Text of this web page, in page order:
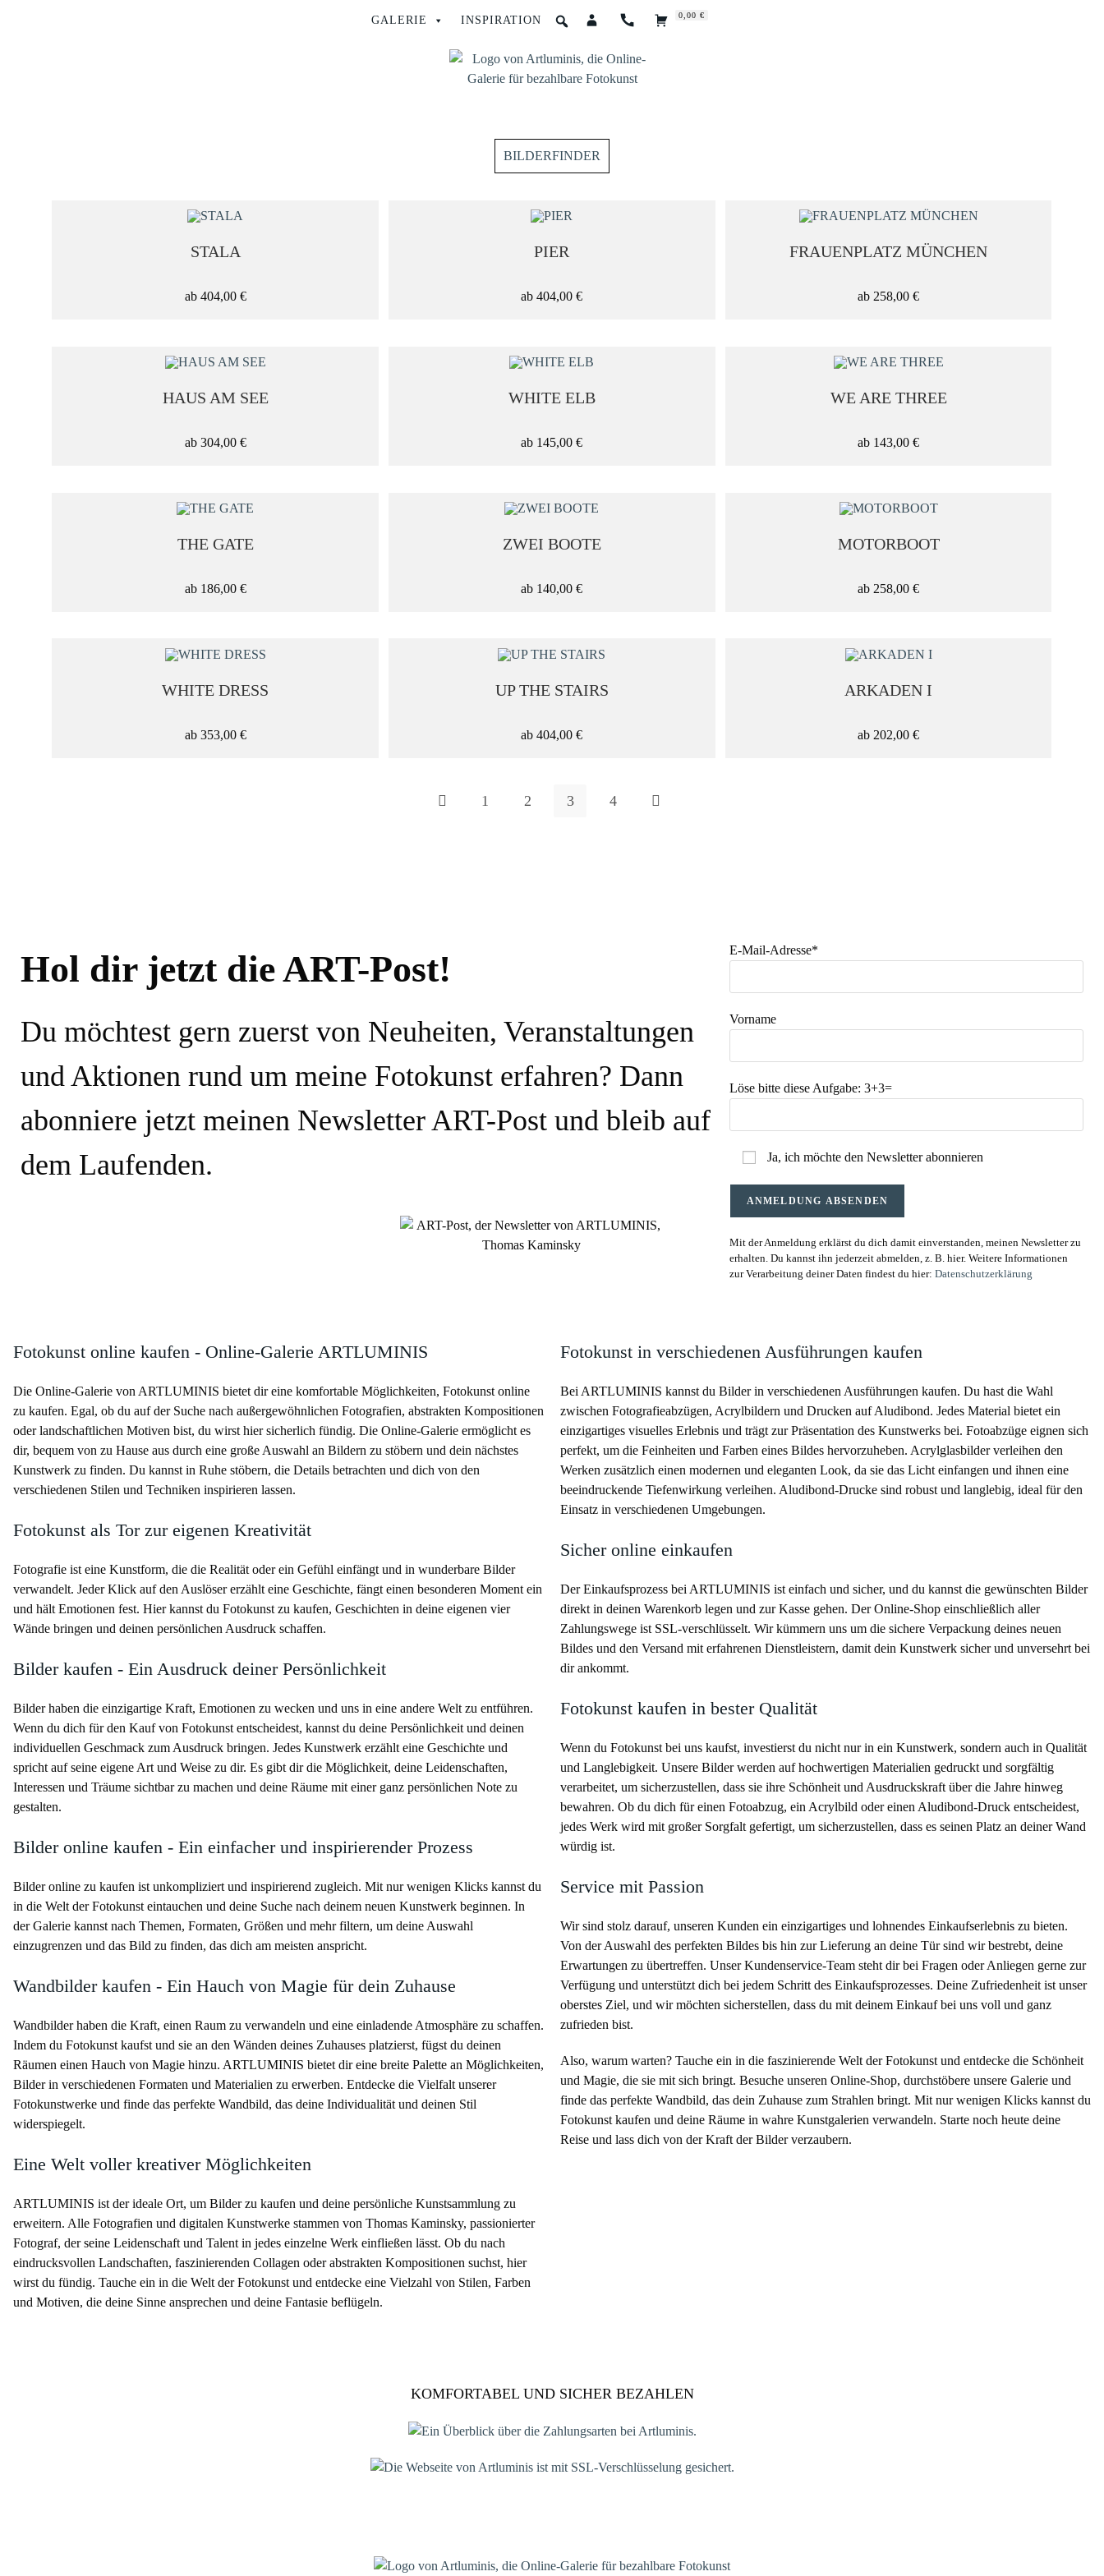
GALERIE INSPIRATION 0,00 €
BILDERFINDER
Bilder mit Bewegung
München Street Serie
Digitale Kunst
- AUSWAHL ZURÜCKSETZEN + AUSWAHL ÜBERNEHMEN
STALA
ab 404,00 €
PIER
ab404,00€
FRAUENPLATZ MÜNCHEN
ab 258,00€
HAUS AM SEE
ab 304,00 €
WHITE ELB
ab 145,00€
WE ARE THREE
ab 143,00€
THE GATE
ab 186,00 €
ZWEI BOOTE
ab 140,00€
MOTORBOOT
ab 258,00€
WHITE DRESS
ab 353,00 €
UP THE STAIRS
ab404,00€
ARKADEN I
ab 202,00€
1 2 3 4
Hol dir jetzt die ART-Post!
Du möchtest gern zuerst von Neuheiten, Veranstaltungen
und Aktionen rund um meine Fotokunst erfahren? Dann
abonniere jetzt meinen Newsletter ART-Post und bleib auf
dem Laufenden.
E-Mail-Adresse*
Vorname
Löse bitte diese Aufgabe: 3+3=
Ja, ich möchte den Newsletter abonnieren
Mit der Anmeldung erklärst du dich damit einverstanden, meinen Newsletter zu
erhalten. Du kannst ihn jederzeit abmelden, z. B. hier. Weitere Informationen
zur Verarbeitung deiner Daten findest du hier: Datenschutzerklärung
Fotokunst online kaufen - Online-Galerie ARTLUMINIS
Die Online-Galerie von ARTLUMINIS bietet dir eine komfortable Möglichkeiten, Fotokunst online
zu kaufen. Egal, ob du auf der Suche nach außergewöhnlichen Fotografien, abstrakten Kompositionen
oder landschaftlichen Motiven bist, du wirst hier sicherlich fündig. Die Online-Galerie ermöglicht es
dir, bequem von zu Hause aus durch eine große Auswahl an Bildern zu stöbern und dein nächstes
Kunstwerk zu finden. Du kannst in Ruhe stöbern, die Details betrachten und dich von den
verschiedenen Stilen und Techniken inspirieren lassen.
Fotokunst als Tor zur eigenen Kreativität
Fotografie ist eine Kunstform, die die Realität oder ein Gefühl einfängt und in wunderbare Bilder
verwandelt. Jeder Klick auf den Auslöser erzählt eine Geschichte, fängt einen besonderen Moment ein
und hält Emotionen fest. Hier kannst du Fotokunst zu kaufen, Geschichten in deine eigenen vier
Wände bringen und deinen persönlichen Ausdruck schaffen.
Bilder kaufen - Ein Ausdruck deiner Persönlichkeit
Bilder haben die einzigartige Kraft, Emotionen zu wecken und uns in eine andere Welt zu entführen.
Wenn du dich für den Kauf von Fotokunst entscheidest, kannst du deine Persönlichkeit und deinen
individuellen Geschmack zum Ausdruck bringen. Jedes Kunstwerk erzählt eine Geschichte und
spricht auf seine eigene Art und Weise zu dir. Es gibt dir die Möglichkeit, deine Leidenschaften,
Interessen und Träume sichtbar zu machen und deine Räume mit einer ganz persönlichen Note zu
gestalten.
Bilder online kaufen - Ein einfacher und inspirierender Prozess
Bilder online zu kaufen ist unkompliziert und inspirierend zugleich. Mit nur wenigen Klicks kannst du
in die Welt der Fotokunst eintauchen und deine Suche nach deinem neuen Kunstwerk beginnen. In
der Galerie kannst nach Themen, Formaten, Größen und mehr filtern, um deine Auswahl
einzugrenzen und das Bild zu finden, das dich am meisten anspricht.
Wandbilder kaufen - Ein Hauch von Magie für dein Zuhause
Wandbilder haben die Kraft, einen Raum zu verwandeln und eine einladende Atmosphäre zu schaffen.
Indem du Fotokunst kaufst und sie an den Wänden deines Zuhauses platzierst, fügst du deinen
Räumen einen Hauch von Magie hinzu. ARTLUMINIS bietet dir eine breite Palette an Möglichkeiten,
Bilder in verschiedenen Formaten und Materialien zu erwerben. Entdecke die Vielfalt unserer
Fotokunstwerke und finde das perfekte Wandbild, das deine Individualität und deinen Stil
widerspiegelt.
Eine Welt voller kreativer Möglichkeiten
ARTLUMINIS ist der ideale Ort, um Bilder zu kaufen und deine persönliche Kunstsammlung zu
erweitern. Alle Fotografien und digitalen Kunstwerke stammen von Thomas Kaminsky, passionierter
Fotograf, der seine Leidenschaft und Talent in jedes einzelne Werk einfließen lässt. Ob du nach
eindrucksvollen Landschaften, faszinierenden Collagen oder abstrakten Kompositionen suchst, hier
wirst du fündig. Tauche ein in die Welt der Fotokunst und entdecke eine Vielzahl von Stilen, Farben
und Motiven, die deine Sinne ansprechen und deine Fantasie beflügeln.
Fotokunst in verschiedenen Ausführungen kaufen
Bei ARTLUMINIS kannst du Bilder in verschiedenen Ausführungen kaufen. Du hast die Wahl
zwischen Fotografieabzügen, Acrylbildern und Drucken auf Aludibond. Jedes Material bietet ein
einzigartiges visuelles Erlebnis und trägt zur Präsentation des Kunstwerks bei. Fotoabzüge eignen sich
perfekt, um die Feinheiten und Farben eines Bildes hervorzuheben. Acrylglasbilder verleihen den
Werken zusätzlich einen modernen und eleganten Look, da sie das Licht einfangen und ihnen eine
beeindruckende Tiefenwirkung verleihen. Aludibond-Drucke sind robust und langlebig, ideal für den
Einsatz in verschiedenen Umgebungen.
Sicher online einkaufen
Der Einkaufsprozess bei ARTLUMINIS ist einfach und sicher, und du kannst die gewünschten Bilder
direkt in deinen Warenkorb legen und zur Kasse gehen. Der Online-Shop einschließlich aller
Zahlungswege ist SSL-verschlüsselt. Wir kümmern uns um die sichere Verpackung deines neuen
Bildes und den Versand mit erfahrenen Dienstleistern, damit dein Kunstwerk sicher und unversehrt bei
dir ankommt.
Fotokunst kaufen in bester Qualität
Wenn du Fotokunst bei uns kaufst, investierst du nicht nur in ein Kunstwerk, sondern auch in Qualität
und Langlebigkeit. Unsere Bilder werden auf hochwertigen Materialien gedruckt und sorgfältig
verarbeitet, um sicherzustellen, dass sie ihre Schönheit und Ausdruckskraft über die Jahre hinweg
bewahren. Ob du dich für einen Fotoabzug, ein Acrylbild oder einen Aludibond-Druck entscheidest,
jedes Werk wird mit großer Sorgfalt gefertigt, um sicherzustellen, dass es seinen Platz an deiner Wand
würdig ist.
Service mit Passion
Wir sind stolz darauf, unseren Kunden ein einzigartiges und lohnendes Einkaufserlebnis zu bieten.
Von der Auswahl des perfekten Bildes bis hin zur Lieferung an deine Tür sind wir bestrebt, deine
Erwartungen zu übertreffen. Unser Kundenservice-Team steht dir bei Fragen oder Anliegen gerne zur
Verfügung und unterstützt dich bei jedem Schritt des Einkaufsprozesses. Deine Zufriedenheit ist unser
oberstes Ziel, und wir möchten sicherstellen, dass du mit deinem Einkauf bei uns voll und ganz
zufrieden bist.
Also, warum warten? Tauche ein in die faszinierende Welt der Fotokunst und entdecke die Schönheit
und Magie, die sie mit sich bringt. Besuche unseren Online-Shop, durchstöbere unsere Galerie und
finde das perfekte Wandbild, das dein Zuhause zum Strahlen bringt. Mit nur wenigen Klicks kannst du
Fotokunst kaufen und deine Räume in wahre Kunstgalerien verwandeln. Starte noch heute deine
Reise und lass dich von der Kraft der Bilder verzaubern.
KOMFORTABEL UND SICHER BEZAHLEN